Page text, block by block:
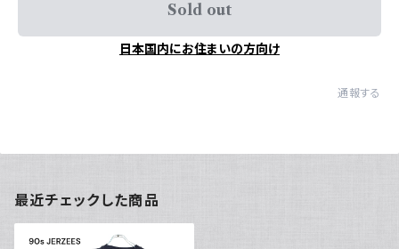
Sold out
日本国内にお住まいの方向け
通報する
最近チェックした商品